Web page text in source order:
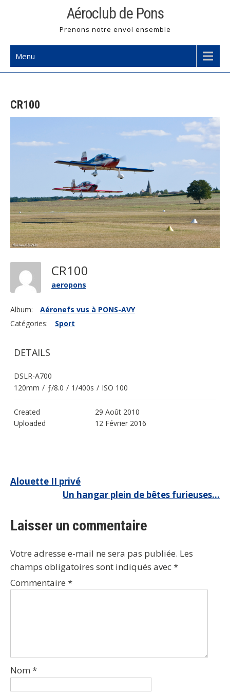
Aéroclub de Pons
Prenons notre envol ensemble
Menu
CR100
CR100
aeropons
Album:
Aéronefs vus à PONS-AVY
Catégories:
Sport
DETAILS
DSLR-A700
120mm / ƒ/8.0 / 1/400s / ISO 100
Created
29 Août 2010
Uploaded
12 Février 2016
Navigation
l’article
Alouette II privé
Un hangar plein de bêtes furieuses…
Laisser un commentaire
Votre adresse e-mail ne sera pas publiée. Les
champs obligatoires sont indiqués avec*
Commentaire *
Nom *